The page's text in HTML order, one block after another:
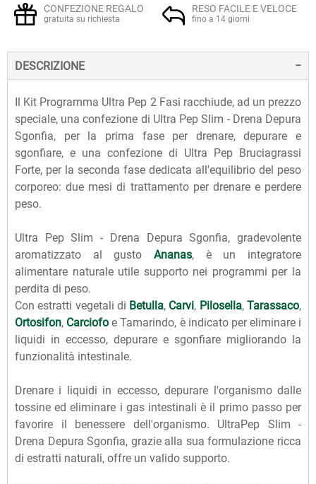
CONFEZIONE REGALO
gratuita su richiesta
RESO FACILE E VELOCE
fino a 14 giorni
DESCRIZIONE
Il Kit Programma Ultra Pep 2 Fasi racchiude, ad un prezzo
speciale, una confezione di Ultra Pep Slim - Drena Depura
Sgonfia, per la prima fase per drenare, depurare e
sgonfiare, e una confezione di Ultra Pep Bruciagrassi
Forte, per la seconda fase dedicata all'equilibrio del peso
corporeo: due mesi di trattamento per drenare e perdere
peso.
Ultra Pep Slim - Drena Depura Sgonfia, gradevolente
aromatizzato al gusto Ananas, è un integratore
alimentare naturale utile supporto nei programmi per la
perdita di peso.
Con estratti vegetali di Betulla, Carvi, Pilosella,Tarassaco,
Ortosifon, Carciofo e Tamarindo, è indicato per eliminare i
liquidi in eccesso, depurare e sgonfiare migliorando la
funzionalità intestinale.
Drenare i liquidi in eccesso, depurare l'organismo dalle
tossine ed eliminare i gas intestinali è il primo passo per
favorire il benessere dell'organismo. UltraPep Slim -
Drena Depura Sgonfia, grazie alla sua formulazione ricca
di estratti naturali, offre un valido supporto.